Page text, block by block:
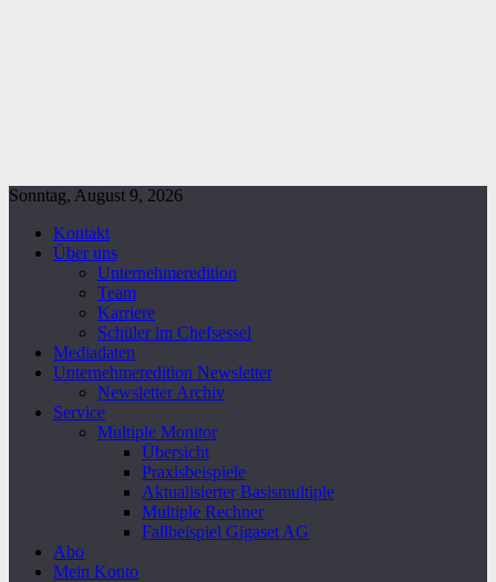
Sonntag, August 9, 2026
Kontakt
Über uns
Unternehmeredition
Team
Karriere
Schüler im Chefsessel
Mediadaten
Unternehmeredition Newsletter
Newsletter Archiv
Service
Multiple Monitor
Übersicht
Praxisbeispiele
Aktualisierter Basismultiple
Multiple Rechner
Fallbeispiel Gigaset AG
Abo
Mein Konto